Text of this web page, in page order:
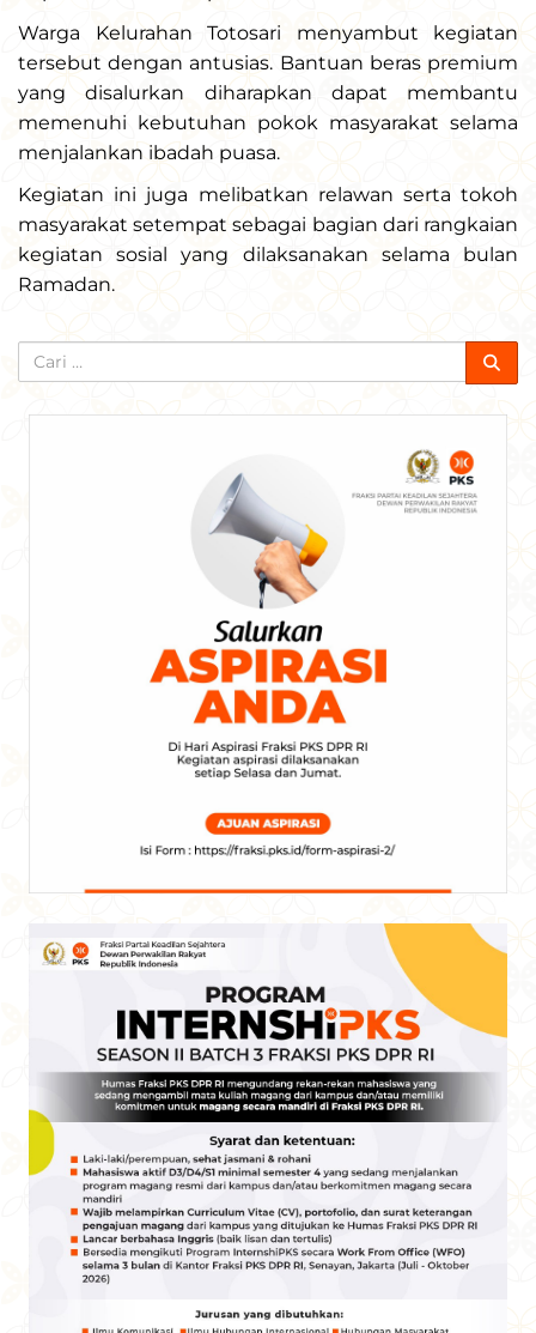
Warga Kelurahan Totosari menyambut kegiatan
tersebut dengan antusias. Bantuan beras premium
yang disalurkan diharapkan dapat membantu
memenuhi kebutuhan pokok masyarakat selama
menjalankan ibadah puasa.
Kegiatan ini juga melibatkan relawan serta tokoh
masyarakat setempat sebagai bagian dari rangkaian
kegiatan sosial yang dilaksanakan selama bulan
Ramadan.